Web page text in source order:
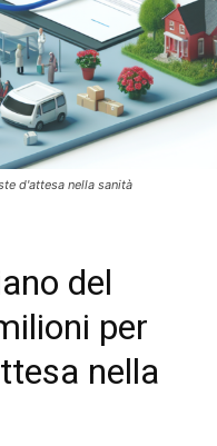
d'attesa nella sanità
del
per
nella